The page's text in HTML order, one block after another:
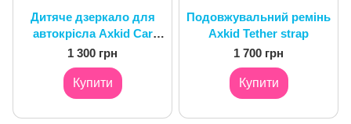
Дитяче дзеркало для
автокрісла Axkid Car
Seat Mirror
1 300 грн
Купити
Подовжувальний ремінь
Axkid Tether strap
1 700 грн
Купити